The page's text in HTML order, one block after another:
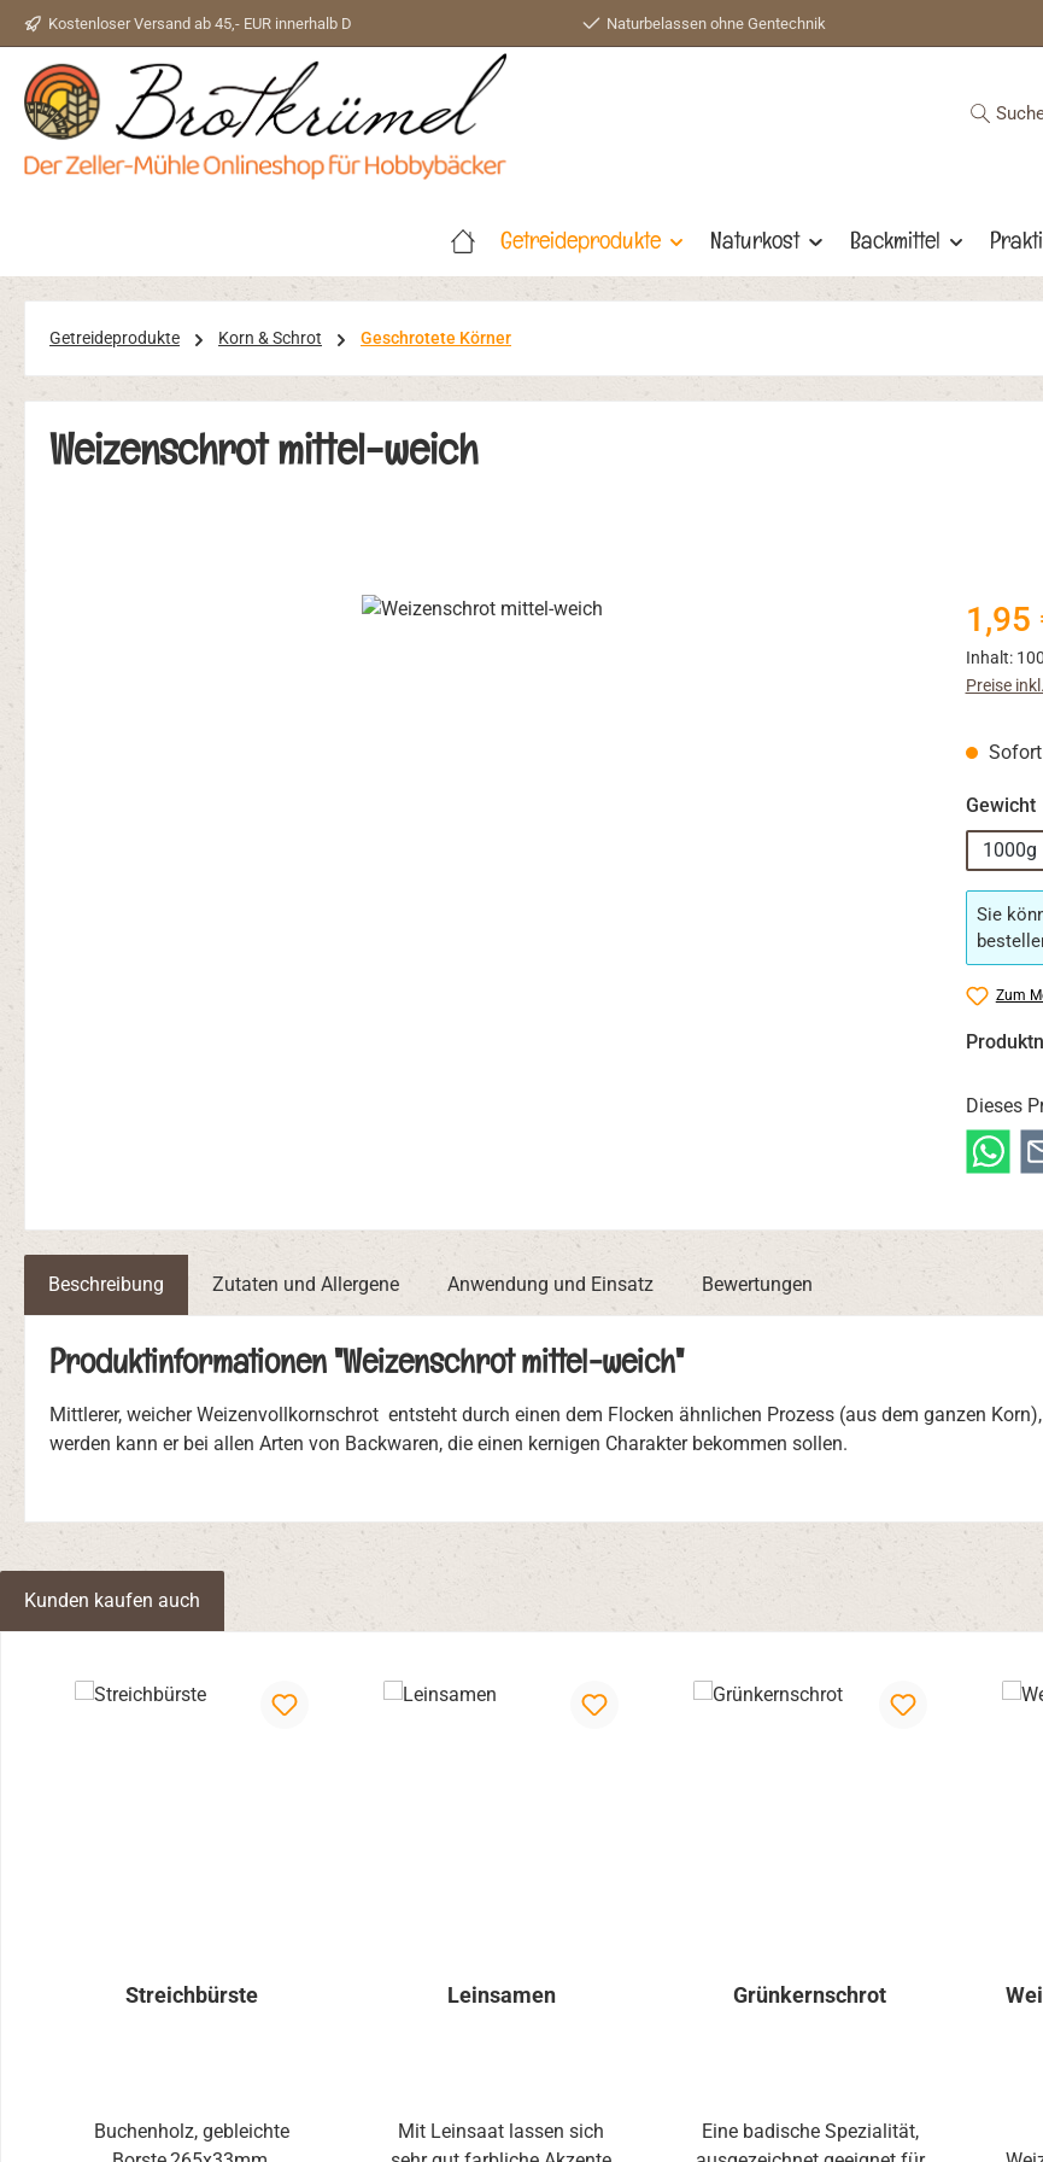
Hauptinhalt springen
Zur Suche springen
Zur Hauptnavigation springen
Kostenloser Versand ab 45,- EUR innerhalb D Naturbelassen ohne Gentechnik
Getreideprodukte Naturkost Backmittel
Getreideprodukte Korn & Schrot Geschrotete Körner
Weizenschrot mittel-weich
1,95
Inhalt:
Preise
Gewicht
1000g
Sie
Zum
Dieses
Beschreibung Zutaten und Allergene Anwendung und Einsatz Bewertungen
Produktinformationen "Weizenschrot mittel-weich"
Mittlerer, weicher Weizenvollkornschrot entsteht durch einen dem Flocken ähnlichen Prozess (aus dem ganzen
werden kann er bei allen Arten von Backwaren, die einen kernigen Charakter bekommen sollen.
Kunden kaufen auch
Streichbürste
Buchenholz, gebleichte
Leinsamen
Mit Leinsaat lassen sich
Grünkernschrot
Eine badische Spezialität,